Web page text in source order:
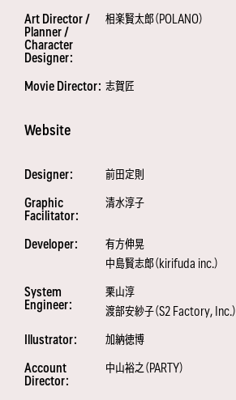
Art Director /
Planner /
Character
Designer：
相楽賢太郎（POLANO）
Movie Director： 志賀匠
Website
Designer： 前田定則
Graphic
Facilitator：
清水淳子
Developer：
有方伸晃
中島賢志郎（kirifuda inc.）
System
Engineer：
栗山淳
渡部安紗子（S2 Factory, Inc.）
Illustrator： 加納徳博
Account
Director：
中山裕之（PARTY）